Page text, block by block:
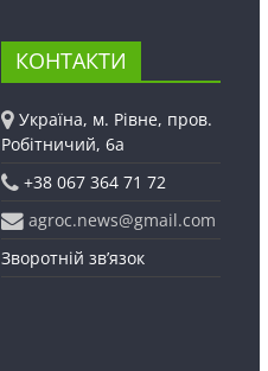
КОНТАКТИ
Україна, м. Рівне, пров.
Робітничий, 6а
+38 067 364 71 72
agroc.news@gmail.com
Зворотній зв’язок